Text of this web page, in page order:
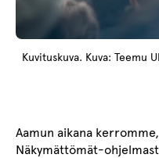
Kuvituskuva. Kuva: Teemu
Aamun aikana
Näkymättömät-